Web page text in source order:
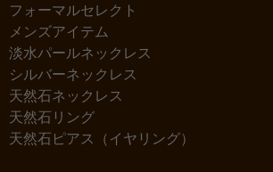
フォーマルセレクト
メンズアイテム
淡水パールネックレス
シルバーネックレス
天然石ネックレス
天然石リング
天然石ピアス（イヤリング）